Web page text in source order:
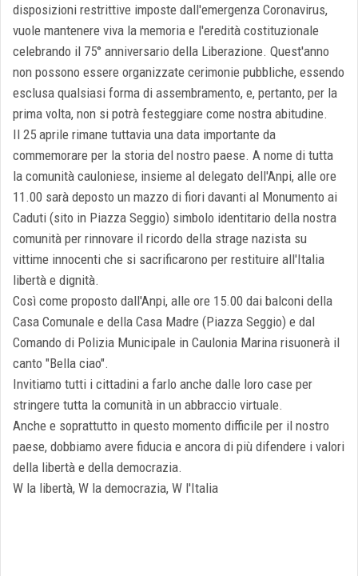
disposizioni restrittive imposte dall'emergenza Coronavirus,
vuole mantenere viva la memoria e l'eredità costituzionale
celebrando il 75° anniversario della Liberazione. Quest'anno
non possono essere organizzate cerimonie pubbliche, essendo
esclusa qualsiasi forma di assembramento, e, pertanto, per la
prima volta, non si potrà festeggiare come nostra abitudine.
Il 25 aprile rimane tuttavia una data importante da
commemorare per la storia del nostro paese. A nome di tutta
la comunità cauloniese, insieme al delegato dell'Anpi, alle ore
11.00 sarà deposto un mazzo di fiori davanti al Monumento ai
Caduti (sito in Piazza Seggio) simbolo identitario della nostra
comunità per rinnovare il ricordo della strage nazista su
vittime innocenti che si sacrificarono per restituire all'Italia
libertà e dignità.
Così come proposto dall'Anpi, alle ore 15.00 dai balconi della
Casa Comunale e della Casa Madre (Piazza Seggio) e dal
Comando di Polizia Municipale in Caulonia Marina risuonerà il
canto "Bella ciao".
Invitiamo tutti i cittadini a farlo anche dalle loro case per
stringere tutta la comunità in un abbraccio virtuale.
Anche e soprattutto in questo momento difficile per il nostro
paese, dobbiamo avere fiducia e ancora di più difendere i valori
della libertà e della democrazia.
W la libertà, W la democrazia, W l'Italia